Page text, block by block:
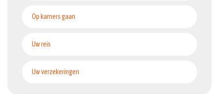
Op kamers gaan
Uw reis
Uw verzekeringen